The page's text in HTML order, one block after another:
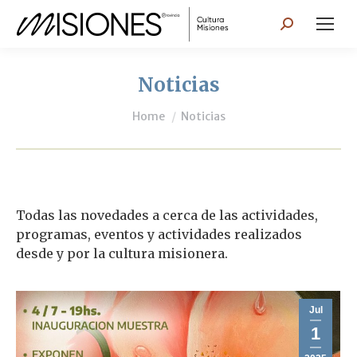
Search:
Noticias
You are here:
Home Noticias
Todas las novedades a cerca de las actividades,
programas, eventos y actividades realizados
desde y por la cultura misionera.
Jul
1